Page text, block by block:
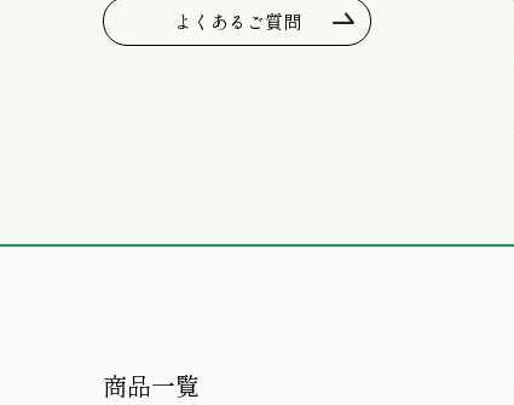
よくあるご質問
商品一覧